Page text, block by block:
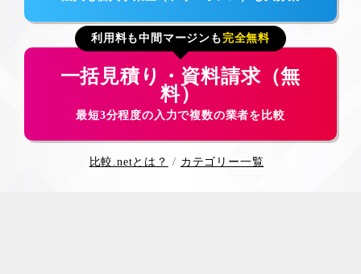
利用料も中間マージンも 完全無料
一括見積り・資料請求（無
料）
最短3分程度の入力で複数の業者を比較
比較.netとは？ カテゴリー一覧